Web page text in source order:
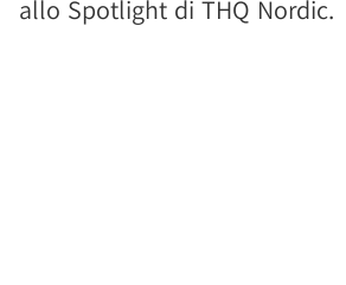
allo Spotlight di THQ Nordic.